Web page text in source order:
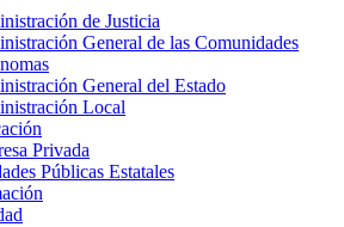
de Justicia
General de las Comunidades
General del Estado
Local
Privada
Públicas Estatales